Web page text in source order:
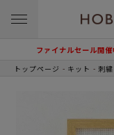
ファイナルセール開
トップページ キット 刺